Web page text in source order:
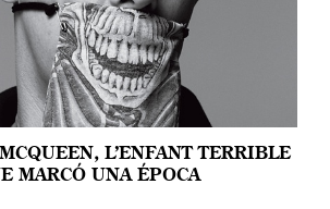
L’ENFANT TERRIBLE
MARCÓ UNA ÉPOCA